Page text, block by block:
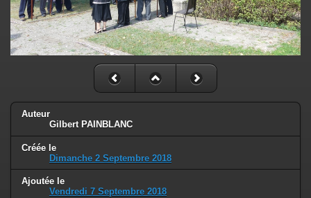
Auteur
Gilbert PAINBLANC
Créée le
Dimanche 2 Septembre 2018
Ajoutée le
Vendredi 7 Septembre 2018